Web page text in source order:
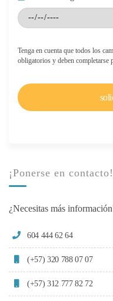
Tenga en cuenta que todos los
obligatorios y deben completarse
¡Ponerse en contacto!
¿Necesitas más
604 444 62 64
(+57) 320 788 07 07
(+57) 312 777 82 72